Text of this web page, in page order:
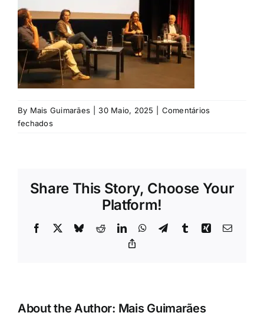
Jornal
Revista
Search
For:
By Mais Guimarães 30 Maio, 2025
Comentários
fechadosem
Mais
Share This Story, Choose Your
Platform!
Facebook BlueskyRedditLinkedInWhatsApp
TelegramTumblrXing Email
About the Author: Mais Guimarães